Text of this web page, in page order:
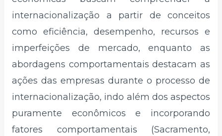
internacionalização a partir de conceitos
como eficiência, desempenho, recursos e
imperfeições de mercado, enquanto as
abordagens comportamentais destacam as
ações das empresas durante o processo de
internacionalização, indo além dos aspectos
puramente econômicos e incorporando
fatores comportamentais (Sacramento,